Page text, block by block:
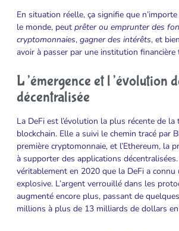
En situation réelle, ça signifie que
le monde, peut prêter ou emprunter des
cryptomonnaies, gagner des intérêts, et
avoir à passer par une institution
L’émergence et l’évolution
décentralisée
La DeFi est l’évolution la plus récente de la
blockchain. Elle a suivi le chemin tracé par
première cryptomonnaie, et l’Ethereum, la
à supporter des applications décentralisées.
véritablement en 2020 que la DeFi a connu
explosive. L’argent verrouillé dans les
augmenté encore plus, passant de
millions à plus de 13 milliards de dollars en